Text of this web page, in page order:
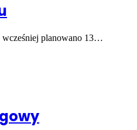
wcześniej planowano 13…